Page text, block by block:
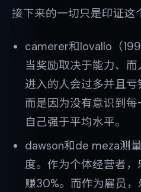
接下来的一切只是印证这
camerer和lovallo（
当奖励取决于能力、而
进入的人会过多并且亏
而是因为没有意识到
自己强于平均水平。
dawson和de meza测
度。作为个体经营者
赚30%。而作为雇员，